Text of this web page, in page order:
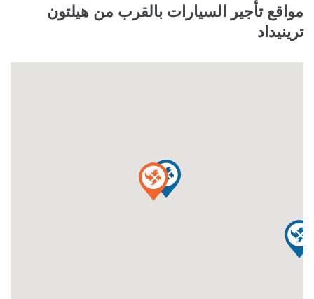
مواقع تأجير السيارات بالقرب من هيلتون
ترينيداد